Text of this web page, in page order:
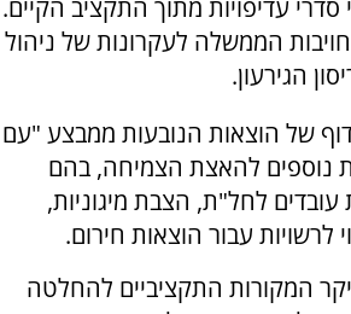
עדיפויות מתוך התקציב הקיים.
הממשלה לעקרונות של ניהול
הגירעון.
של הוצאות הנובעות ממבצע "עם
נוספים להאצת הצמיחה, בהם
לחל"ת, הצבת מיגוניות,
לרשויות עבור הוצאות חירום.
המקורות התקציביים להחלטה